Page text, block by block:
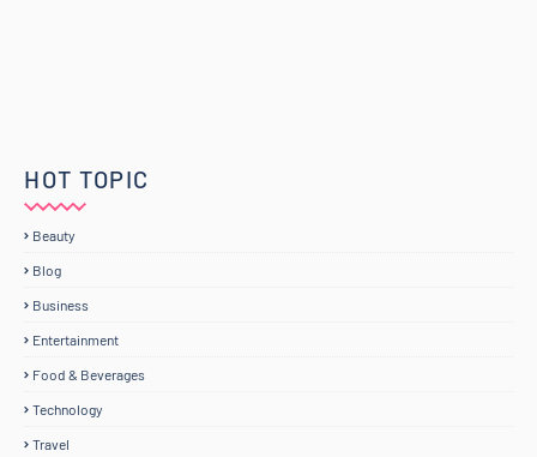
HOT TOPIC
Beauty
Blog
Business
Entertainment
Food & Beverages
Technology
Travel